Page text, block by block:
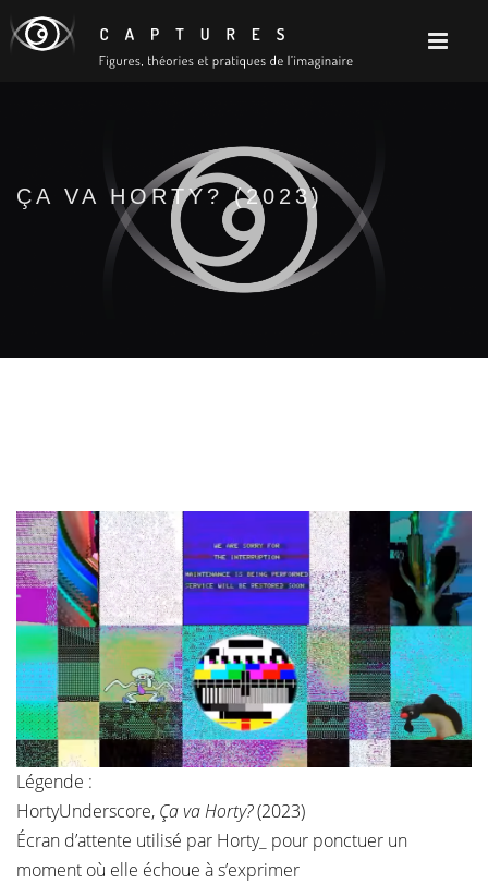
ÇA VA HORTY? (2023)
Légende :
HortyUnderscore, Ça va Horty?(2023)
Écran d’attente utilisé par Horty_ pour ponctuer un
moment où elle échoue à s’exprimer